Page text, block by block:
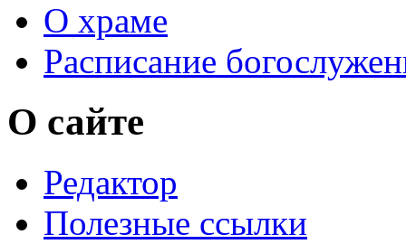
О храме
Расписание
О сайте
Редактор
Полезные ссылки